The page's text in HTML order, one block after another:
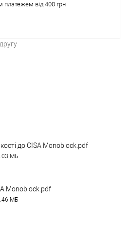
платежем від 400 грн
до CISA Monoblock.pdf
МБ
Monoblock.pdf
МБ